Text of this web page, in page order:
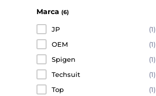
Marca (6)
JP
(1)
OEM
(1)
Spigen
(1)
Techsuit
(1)
Top
(1)